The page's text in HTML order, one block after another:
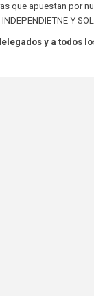
que apuestan por
Y
y a todos